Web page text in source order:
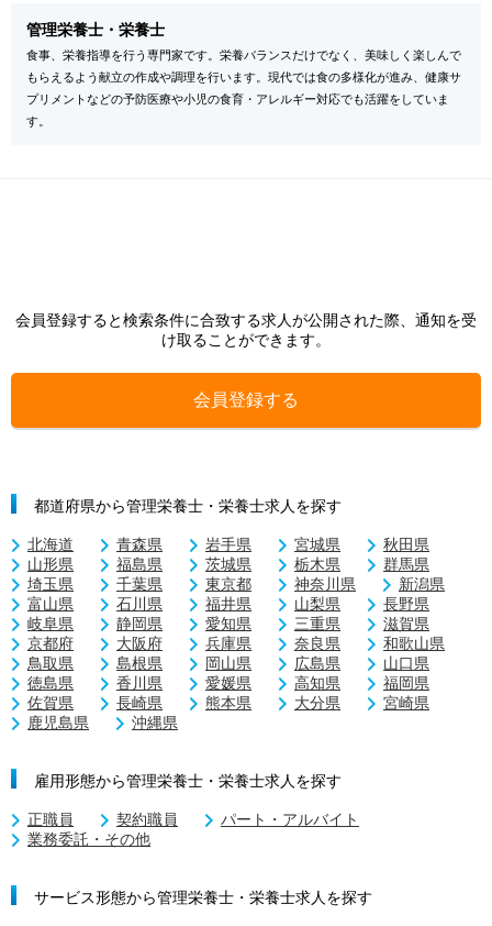
管理栄養士・栄養士
食事、栄養指導を行う専門家です。栄養バランスだけでなく、美味しく楽しんで
もらえるよう献立の作成や調理を行います。現代では食の多様化が進み、健康サ
プリメントなどの予防医療や小児の食育・アレルギー対応でも活躍をしていま
す。
会員登録すると検索条件に合致する求人が公開された際、通知を受
け取ることができます。
会員登録する
都道府県から管理栄養士・栄養士求人を探す
北海道 青森県 岩手県 宮城県
秋田県
山形県
福島県 茨城県 栃木県
群馬県
埼玉県
千葉県 東京都 神奈川県
新潟県
富山県
石川県 福井県 山梨県
長野県
岐阜県
静岡県 愛知県 三重県
滋賀県
京都府
大阪府 兵庫県 奈良県
和歌山県
鳥取県
島根県 岡山県 広島県
山口県
徳島県
香川県 愛媛県 高知県
福岡県
佐賀県
長崎県 熊本県 大分県
宮崎県
鹿児島県
沖縄県
雇用形態から管理栄養士・栄養士求人を探す
正職員 契約職員
パート・アルバイト
業務委託・その他
サービス形態から管理栄養士・栄養士求人を探す